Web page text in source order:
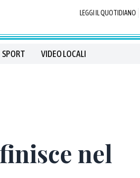
LEGGI IL QUOTIDIANO
SPORT VIDEO LOCALI
nel